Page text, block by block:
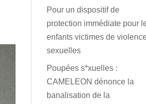
Pour un dispositif de
protection immédiate pour
enfants victimes de
sexuelles
Poupées s*xuelles :
CAMELEON dénonce la
banalisation de la